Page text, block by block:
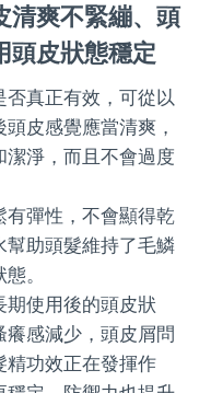
清爽不緊繃、頭
頭皮狀態穩定
真正有效，可從以
皮感覺應當清爽，
淨，而且不會過度
彈性，不會顯得乾
助頭髮維持了毛鱗
。
使用後的頭皮狀
感減少，頭皮屑問
精功效正在發揮作